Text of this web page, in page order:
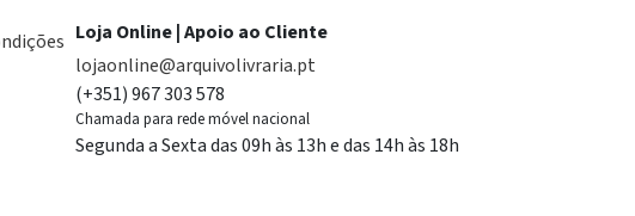
Loja Online | Apoio ao Cliente
lojaonline@arquivolivraria.pt
(+351) 967 303 578
Chamada para rede móvel nacional
Segunda a Sexta das 09h às 13h e das 14h às 18h